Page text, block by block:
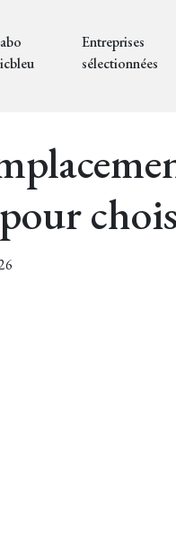
Entreprises
sélectionnées